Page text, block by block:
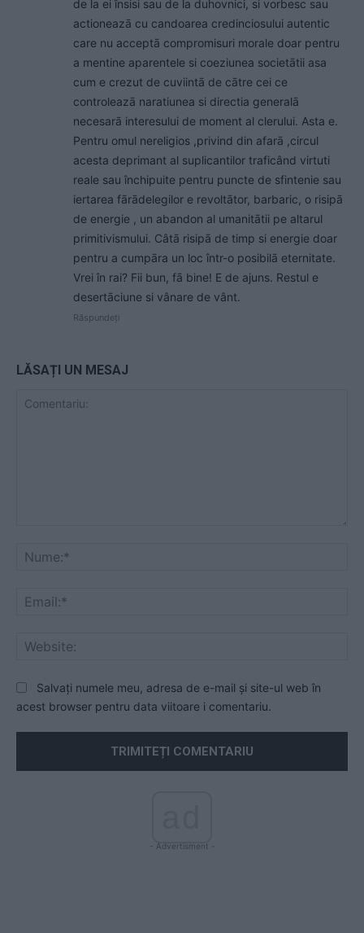
de la ei însisi sau de la duhovnici, si vorbesc sau
actioneazā cu candoarea credinciosului autentic
care nu acceptā compromisuri morale doar pentru
a mentine aparentele si coeziunea societātii asa
cum e crezut de cuviintā de cātre cei ce
controleazā naratiunea si directia generalā
necesarā interesului de moment al clerului. Asta e.
Pentru omul nereligios ,privind din afarā ,circul
acesta deprimant al suplicantilor traficând virtuti
reale sau închipuite pentru puncte de sfintenie sau
iertarea fārādelegilor e revoltātor, barbaric, o risipā
de energie , un abandon al umanitātii pe altarul
primitivismului. Câtā risipā de timp si energie doar
pentru a cumpāra un loc într-o posibilā eternitate.
Vrei în rai? Fii bun, fā bine! E de ajuns. Restul e
desertāciune si vânare de vânt.
Răspundeți
LĂSAȚI UN MESAJ
Salvați numele meu, adresa de e-mail și site-ul web în
acest browser pentru data viitoare i comentariu.
- Advertisment -